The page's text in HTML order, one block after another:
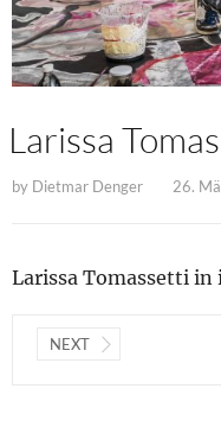
Larissa
by Dietmar Denger 26.
Larissa Tomassetti
NEXT